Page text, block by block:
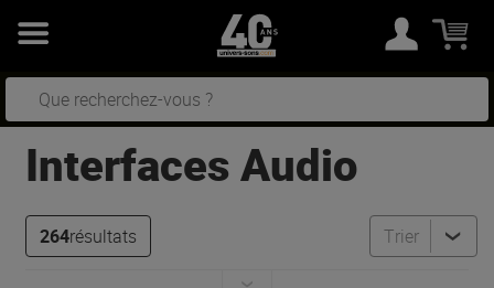
Interfaces Audio
264résultats Trier